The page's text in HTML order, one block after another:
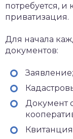
потребуется, и
приватизация.
Для начала
документов:
Заявление;
Документ
Квитанция